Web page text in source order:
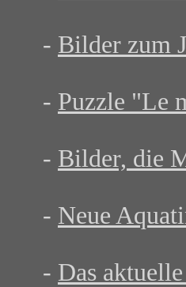
- Bilder zum
- Puzzle "Le
- Bilder, die
- Neue
- Das